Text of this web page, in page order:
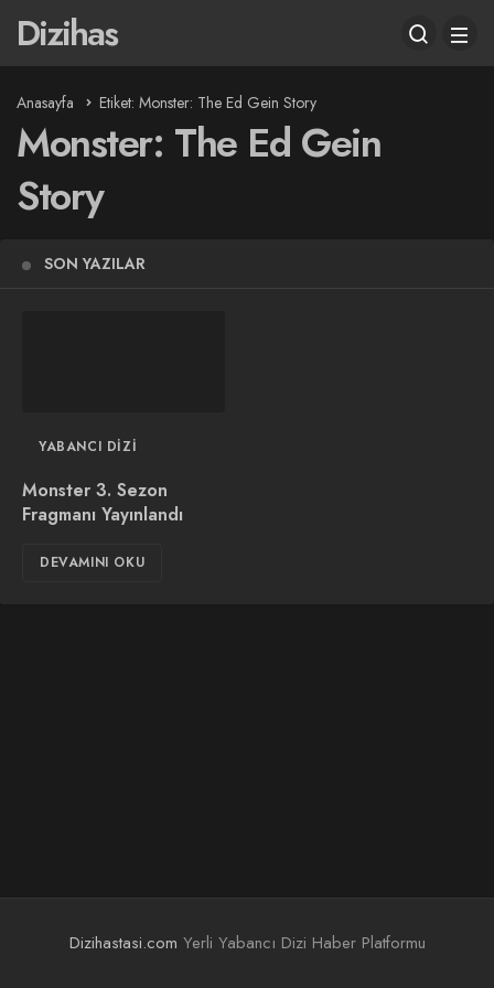
Dizihas
Anasayfa Etiket: Monster: The Ed Gein Story
Monster: The Ed Gein
Story
SON YAZILAR
YABANCI DIZI
Monster 3. Sezon
Fragmanı Yayınlandı
DEVAMINI OKU
Dizihastasi.com Yerli Yabancı Dizi Haber Platformu